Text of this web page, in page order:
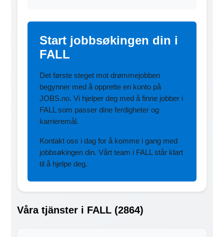
Start jobbsøkingen din i
FALL
Det første steget mot drømmejobben
begynner med å opprette en konto på
JOBS.no. Vi hjelper deg med å finne jobber i
FALL som passer dine ferdigheter og
karrieremål.
Kontakt oss i dag for å komme i gang med
jobbsøkingen din. Vårt team i FALL står klart
til å hjelpe deg.
Våra tjänster i FALL (2864)